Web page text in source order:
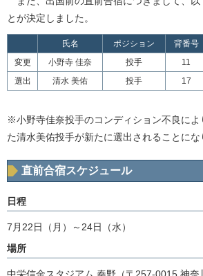
とが決定しました。
氏名 ポジション 背番号
変更
小野寺 佳奈 投手 11
選出
清水 美佑 投手 17
※小野寺佳奈投手のコンディション不良によ
た清水美佑投手が新たに選出されることにな
直前合宿スケジュール
日程
7月22日（月）～24日（水）
場所